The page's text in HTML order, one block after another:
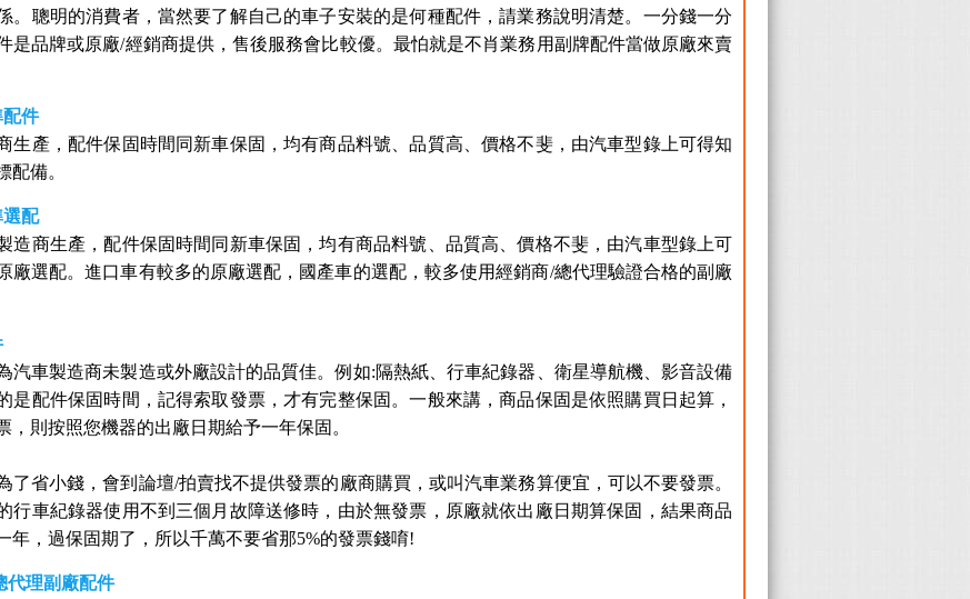
。聰明的消費者，當然要了解自己的車子安裝的是何種配件，請業務說明清楚。一分錢一分
是品牌或原廠/經銷商提供，售後服務會比較優。最怕就是不肖業務用副牌配件當做原廠來賣
配件
生產，配件保固時間同新車保固，均有商品料號、品質高、價格不斐，由汽車型錄上可得知
配備。
選配
造商生產，配件保固時間同新車保固，均有商品料號、品質高、價格不斐，由汽車型錄上可
廠選配。進口車有較多的原廠選配，國產車的選配，較多使用經銷商/總代理驗證合格的副廠
汽車製造商未製造或外廠設計的品質佳。例如:隔熱紙、行車紀錄器、衛星導航機、影音設備
是配件保固時間，記得索取發票，才有完整保固。一般來講，商品保固是依照購買日起算，
，則按照您機器的出廠日期給予一年保固。
了省小錢，會到論壇/拍賣找不提供發票的廠商購買，或叫汽車業務算便宜，可以不要發票。
行車紀錄器使用不到三個月故障送修時，由於無發票，原廠就依出廠日期算保固，結果商品
年，過保固期了，所以千萬不要省那5%的發票錢唷!
代理副廠配件